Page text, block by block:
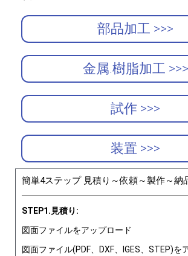
部品加工 >>>
金属.樹脂加工 >>>
試作 >>>
装置 >>>
簡単4ステップ 見積り～依頼～製作～納
STEP1.見積り:
図面ファイルをアップロード
図面ファイル(PDF、DXF、IGES、STEP)を